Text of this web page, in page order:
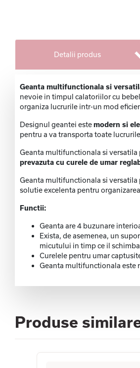
Detalii produs
Geanta multifunctionala si
nevoie in timpul calatoriilor cu
organiza lucrurile intr-un mod
Designul geantei estemodern si
pentru a va transporta toate
Geanta multifunctionala si
prevazuta cu curele de umar
Geanta multifunctionala si versatila
solutie excelenta pentru
Functii:
Geanta are 4 buzunare
Exista, de asemenea, un
micutului in timp ce il
Curelele pentru umar
Geanta multifunctionala este
Produse